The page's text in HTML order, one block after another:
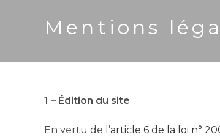
Mentions
1 – Édition du site
En vertu de l’article 6 de la loi n°